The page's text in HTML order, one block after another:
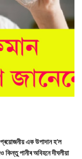
এক উপাদান হ’ল
পানীৰ অবিহনে দীঘলীয়া